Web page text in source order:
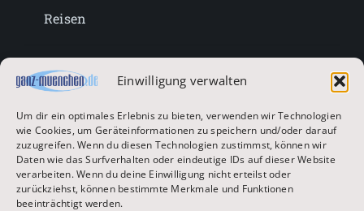
Einwilligung verwalten
Um dir ein optimales Erlebnis zu bieten, verwenden wir Technologien
wie Cookies, um Geräteinformationen zu speichern und/oder darauf
zuzugreifen. Wenn du diesen Technologien zustimmst, können wir
Daten wie das Surfverhalten oder eindeutige IDs auf dieser Website
verarbeiten. Wenn du deine Einwilligung nicht erteilst oder
zurückziehst, können bestimmte Merkmale und Funktionen
beeinträchtigt werden.
Reisen
Lifestyle
Entertainment
Oktoberfest & Volksfeste